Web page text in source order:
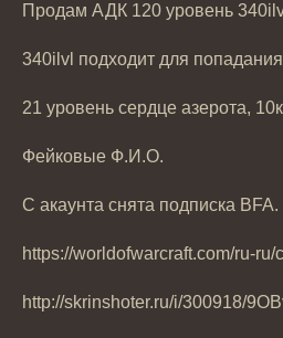
Продам АДК 120 уровень
340ilvl подходит для
21 уровень сердце азерота,
Фейковые Ф.И.О.
С акаунта снята подписка BFA.
https://worldofwarcraft.com/ru-
http://skrinshoter.ru/i/300918/